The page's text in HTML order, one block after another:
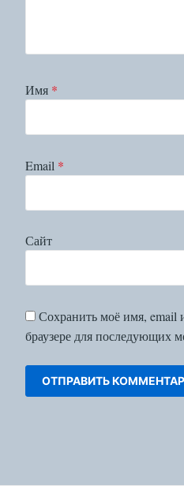
Имя *
Email *
Сайт
Сохранить моё имя, email
браузере для последующих